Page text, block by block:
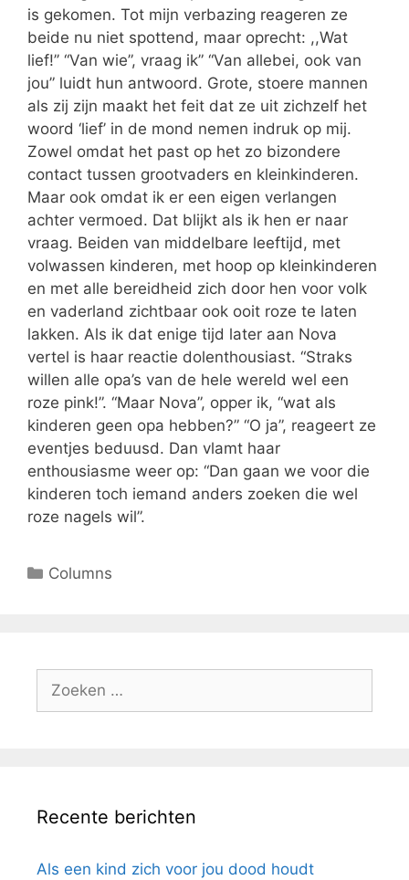
is gekomen. Tot mijn verbazing reageren ze
beide nu niet spottend, maar oprecht: ,,Wat
lief!’’ “Van wie”, vraag ik” “Van allebei, ook van
jou” luidt hun antwoord. Grote, stoere mannen
als zij zijn maakt het feit dat ze uit zichzelf het
woord ‘lief’ in de mond nemen indruk op mij.
Zowel omdat het past op het zo bizondere
contact tussen grootvaders en kleinkinderen.
Maar ook omdat ik er een eigen verlangen
achter vermoed. Dat blijkt als ik hen er naar
vraag. Beiden van middelbare leeftijd, met
volwassen kinderen, met hoop op kleinkinderen
en met alle bereidheid zich door hen voor volk
en vaderland zichtbaar ook ooit roze te laten
lakken. Als ik dat enige tijd later aan Nova
vertel is haar reactie dolenthousiast. “Straks
willen alle opa’s van de hele wereld wel een
roze pink!”. “Maar Nova”, opper ik, “wat als
kinderen geen opa hebben?” “O ja”, reageert ze
eventjes beduusd. Dan vlamt haar
enthousiasme weer op: “Dan gaan we voor die
kinderen toch iemand anders zoeken die wel
roze nagels wil”.
Columns
Recente berichten
Als een kind zich voor jou dood houdt